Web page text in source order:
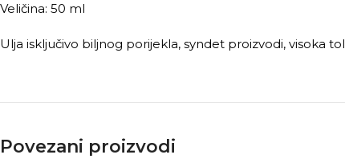
Veličina: 50 ml
Ulja isključivo biljnog porijekla, syndet proizvodi, visoka
Povezani proizvodi